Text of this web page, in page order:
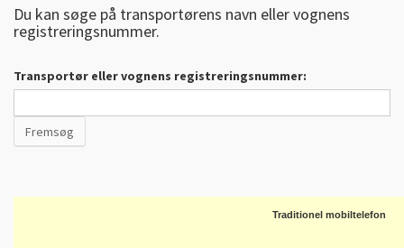
Du kan søge på transportørens navn eller vognens
registreringsnummer.
Transportør eller vognens registreringsnummer:
Traditionel mobiltelefon